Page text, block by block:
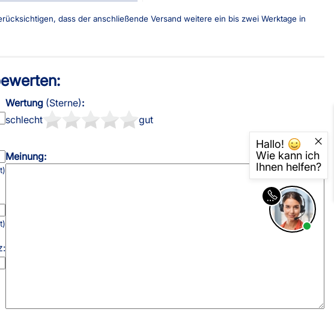
dass der anschließende Versand weitere ein bis zwei Werktage in
Wertung (Sterne):
schlecht
gut
Meinung:
Hallo!
Wie kann ich
Ihnen helfen?